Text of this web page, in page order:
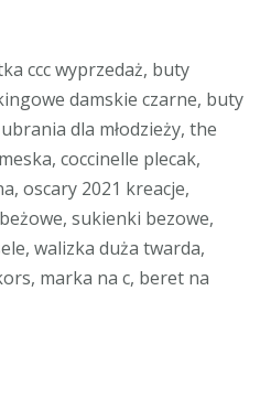
ccc wyprzedaż, buty
damskie czarne, buty
dla młodzieży, the
coccinelle plecak,
oscary 2021 kreacje,
sukienki bezowe,
walizka duża twarda,
marka na c, beret na